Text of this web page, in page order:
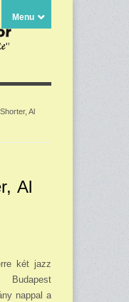
Menu
Al
Al
két jazz
nappal a